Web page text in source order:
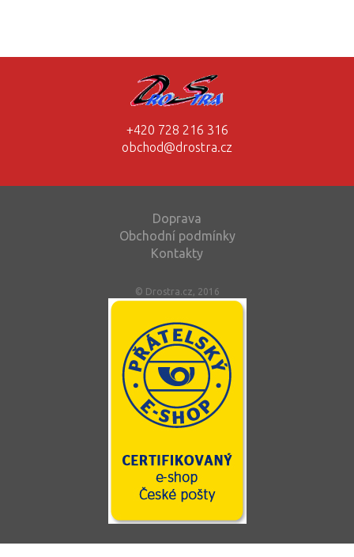
+420 728 216 316
obchod@drostra.cz
Doprava
Obchodní podmínky
Kontakty
© Drostra.cz, 2016